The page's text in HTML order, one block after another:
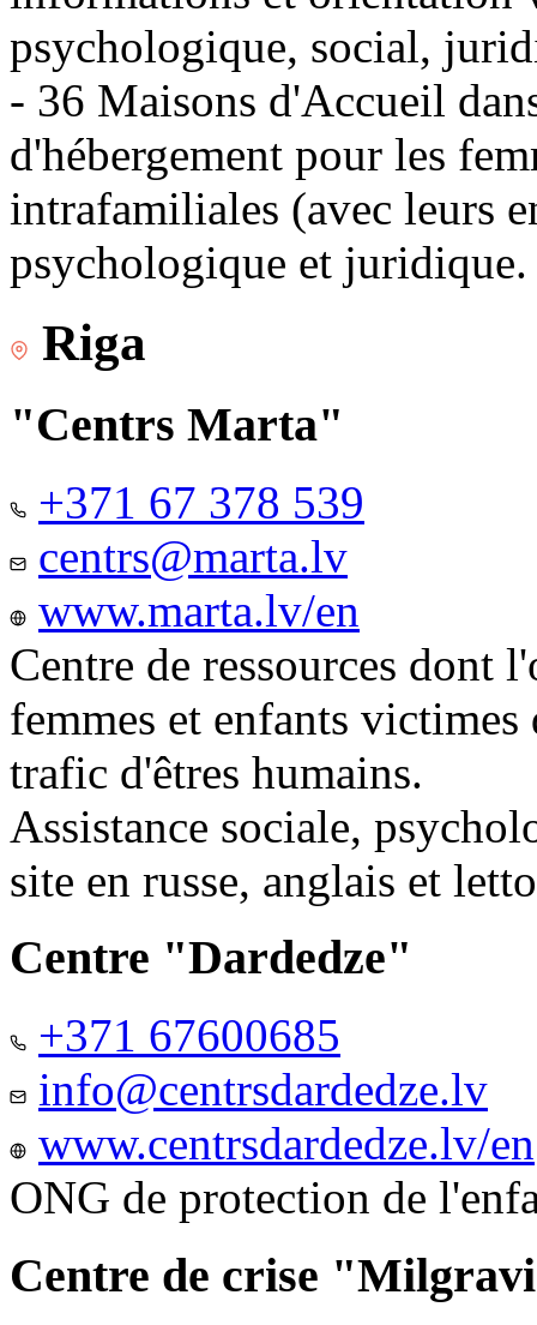
psychologique, social,
- 36 Maisons d'Accueil
d'hébergement pour les
intrafamiliales (avec leurs
psychologique et juridique.
Riga
"Centrs Marta"
+371 67 378 539
centrs@marta.lv
www.marta.lv/en
Centre de ressources dont
femmes et enfants
trafic d'êtres humains.
Assistance sociale,
site en russe, anglais et
Centre "Dardedze"
+371 67600685
info@centrsdardedze.lv
www.centrsdardedze.lv/en
ONG de protection de
Centre de crise